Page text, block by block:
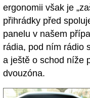
ergonomii však je
přihrádky před
panelu v našem
rádia, pod ním rádio
a ještě o schod níže
dvouzóna.